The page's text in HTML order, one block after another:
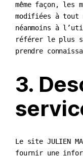
même façon, les
modifiées à tout
néanmoins à
référer le plus
prendre
3.
Le site JULIEN
fournir une